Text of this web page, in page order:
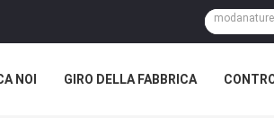
NOI GIRO DELLA FABBRICA